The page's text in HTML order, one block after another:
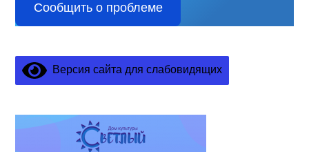
Сообщить о проблеме
Версия сайта для слабовидящих